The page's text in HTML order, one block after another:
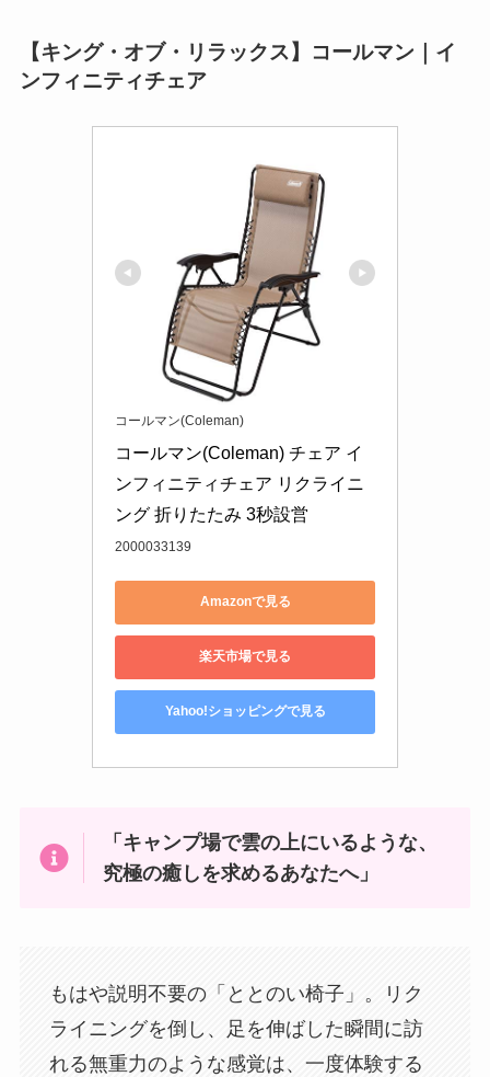
【キング・オブ・リラックス】コールマン｜イ
ンフィニティチェア
コールマン(Coleman)
コールマン(Coleman) チェア イ
ンフィニティチェア リクライニ
ング 折りたたみ 3秒設営
2000033139
Amazonで見る
楽天市場で見る
Yahoo!ショッピングで見る
「キャンプ場で雲の上にいるような、
究極の癒しを求めるあなたへ」
もはや説明不要の「ととのい椅子」。リク
ライニングを倒し、足を伸ばした瞬間に訪
れる無重力のような感覚は、一度体験する